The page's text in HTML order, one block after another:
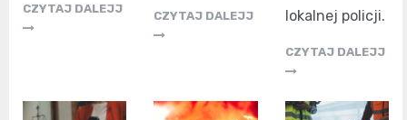
CZYTAJ DALEJJ
CZYTAJ DALEJJ
lokalnej policji.
CZYTAJ DALEJJ